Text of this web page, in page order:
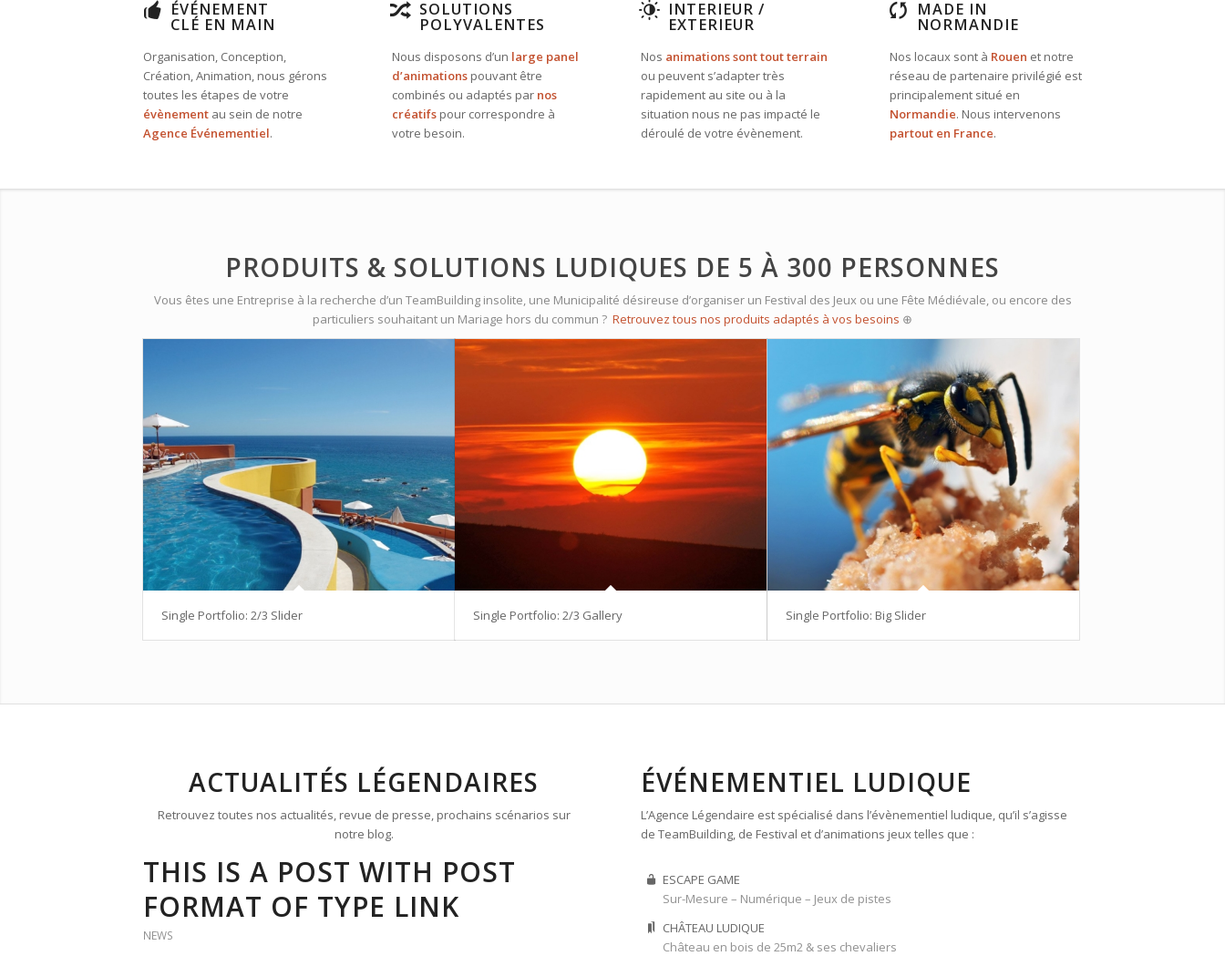
ÉVÉNEMENT
CLÉ EN MAIN
Organisation, Conception,
Création, Animation, nous gérons
toutes les étapes de votre
évènement au sein de notre
Agence Événementiel.
SOLUTIONS
POLYVALENTES
Nous disposons d’un large panel
d’animationspouvant être
combinés ou adaptés par nos
créatifspour correspondre à
votre besoin.
INTERIEUR /
EXTERIEUR
Nos animations sont tout terrain
ou peuvent s’adapter très
rapidement au site ou à la
situation nous ne pas impacté le
déroulé de votre évènement.
MADE IN
NORMANDIE
Nos locaux sont à Rouen et notre
réseau de partenaire privilégié est
principalement situé en
Normandie. Nous intervenons
partout en France.
PRODUITS & SOLUTIONS LUDIQUES DE 5 À 300 PERSONNES
Vous êtes une Entreprise à la recherche d’un TeamBuilding insolite, une Municipalité désireuse d’organiser un Festival des Jeux ou une Fête Médiévale, ou encore des
particuliers souhaitant un Mariage hors du commun ? Retrouvez tous nos produits adaptés à vos besoins ⊕
Single Portfolio: 2/3 Slider Single Portfolio: 2/3 Gallery Single Portfolio: Big Slider
ACTUALITÉS LÉGENDAIRES
Retrouvez toutes nos actualités, revue de presse, prochains scénarios sur
notre blog.
THIS IS A POST WITH POST
FORMAT OF TYPE LINK
NEWS
ÉVÉNEMENTIEL LUDIQUE
L’Agence Légendaire est spécialisé dans l’évènementiel ludique, qu’il s’agisse
de TeamBuilding, de Festival et d’animations jeux telles que :
ESCAPE GAME
Sur-Mesure – Numérique – Jeux de pistes
CHÂTEAU LUDIQUE
Château en bois de 25m2 & ses chevaliers